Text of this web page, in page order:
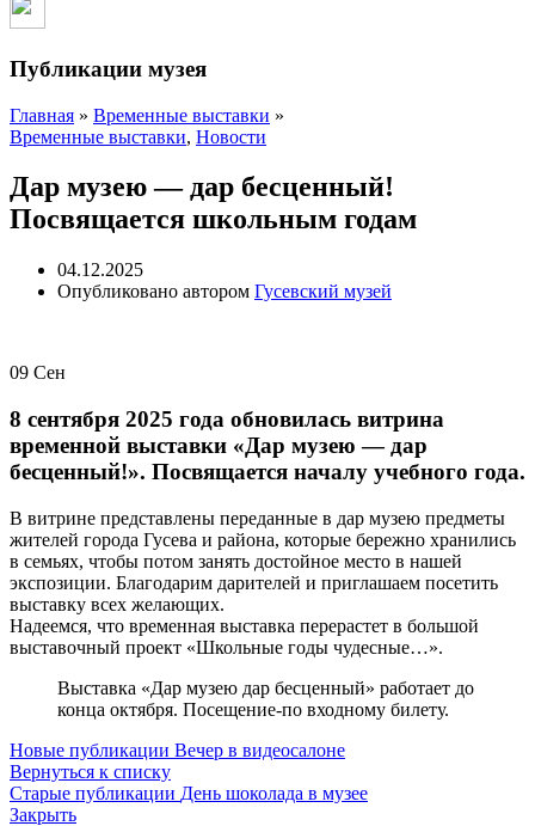
Публикации музея
Главная » Временные выставки »
Временные выставки, Новости
Дар музею — дар бесценный!
Посвящается школьным годам
04.12.2025
Опубликовано автором Гусевский музей
09 Сен
8 сентября 2025 года обновилась витрина
временной выставки «Дар музею — дар
бесценный!». Посвящается началу учебного года.
В витрине представлены переданные в дар музею предметы
жителей города Гусева и района, которые бережно хранились
в семьях, чтобы потом занять достойное место в нашей
экспозиции. Благодарим дарителей и приглашаем посетить
выставку всех желающих.
Надеемся, что временная выставка перерастет в большой
выставочный проект «Школьные годы чудесные…».
Выставка «Дар музею дар бесценный» работает до
конца октября. Посещение-по входному билету.
Новые публикации Вечер в видеосалоне
Вернуться к списку
Старые публикации День шоколада в музее
Закрыть